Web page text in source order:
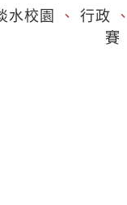
水校園 、 行政 、
賽